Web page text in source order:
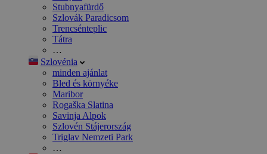
Stubnyafürdő
Szlovák Paradicsom
Trencsénteplic
Tátra
…
Szlovénia
minden ajánlat
Bled és környéke
Maribor
Rogaška Slatina
Savinja Alpok
Szlovén Stájerország
Triglav Nemzeti Park
…